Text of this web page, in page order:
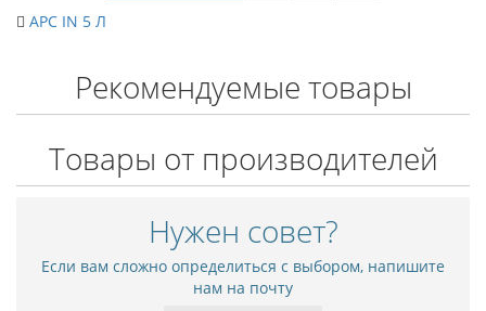
APC IN 5 Л
Рекомендуемые товары
Товары от производителей
Нужен совет?
Если вам сложно определиться с выбором, напишите
нам на почту